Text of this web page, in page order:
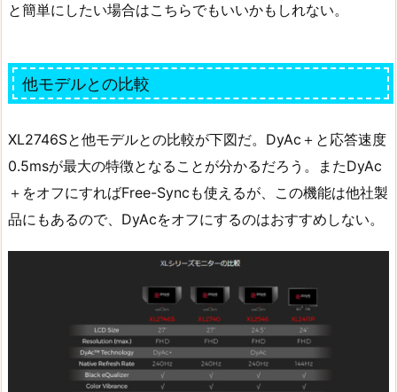
と簡単にしたい場合はこちらでもいいかもしれない。
他モデルとの比較
XL2746Sと他モデルとの比較が下図だ。DyAc＋と応答速度
0.5msが最大の特徴となることが分かるだろう。またDyAc
＋をオフにすればFree-Syncも使えるが、この機能は他社製
品にもあるので、DyAcをオフにするのはおすすめしない。